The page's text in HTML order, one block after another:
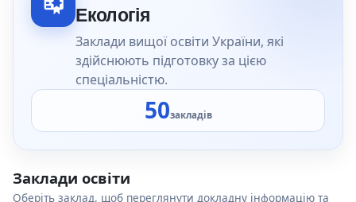
Екологія
Заклади вищої освіти України, які
здійснюють підготовку за цією
спеціальністю.
50закладів
Заклади освіти
Оберіть заклад, щоб переглянути докладну інформацію та